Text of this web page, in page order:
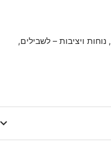
, נוחות ויציבות – לשבילים,